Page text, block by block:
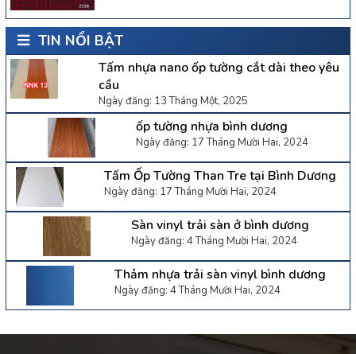
TIN NỔI BẬT
Tấm nhựa nano ốp tường cắt dài theo yêu
cầu
Ngày đăng: 13 Tháng Một, 2025
ốp tường nhựa bình dương
Ngày đăng: 17 Tháng Mười Hai, 2024
Tấm Ốp Tường Than Tre tại Bình Dương
Ngày đăng: 17 Tháng Mười Hai, 2024
Sàn vinyl trải sàn ở bình dương
Ngày đăng: 4 Tháng Mười Hai, 2024
Thảm nhựa trải sàn vinyl bình dương
Ngày đăng: 4 Tháng Mười Hai, 2024